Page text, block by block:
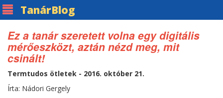
TanárBlog
Ez a tanár szeretett volna egy digitális
mérőeszközt, aztán nézd meg, mit
csinált!
Termtudos ötletek - 2016. október 21.
Írta: Nádori Gergely